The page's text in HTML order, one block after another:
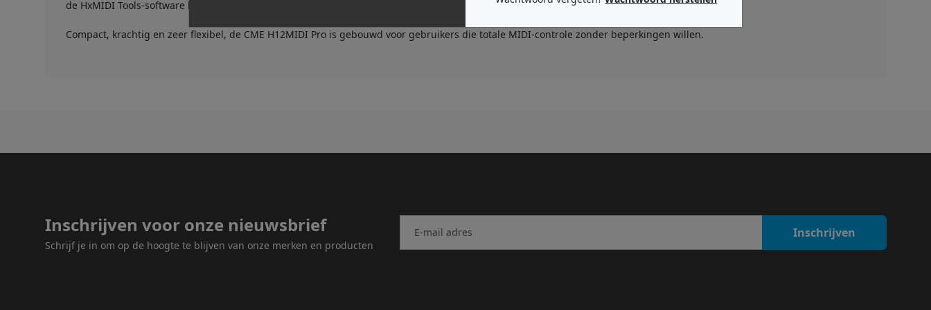
de HxMIDI Tools-software biedt het diepgaande controle over routing en geavanceerde MIDI-verwerking voor zowel studio- als live-omgevingen.
Compact, krachtig en zeer flexibel, de CME H12MIDI Pro is gebouwd voor gebruikers die totale MIDI-controle zonder beperkingen willen.
Inschrijven voor onze nieuwsbrief
Schrijf je in om op de hoogte te blijven van onze merken en producten
Inschrijven